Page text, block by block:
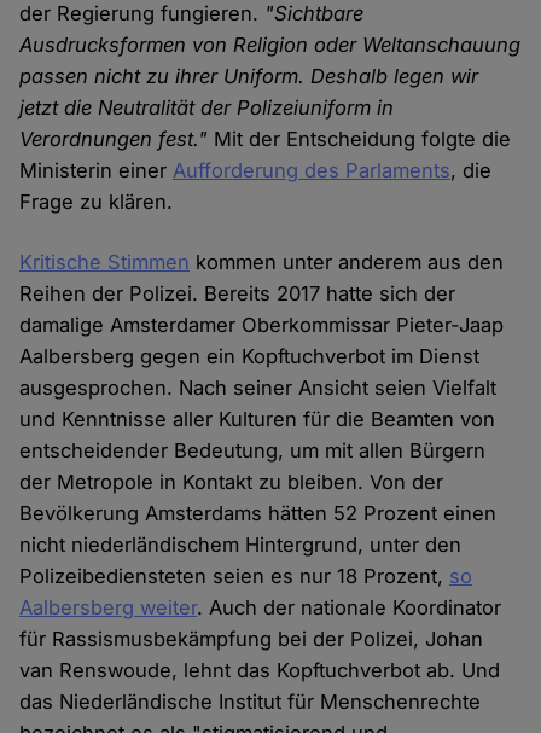
der Regierung fungieren. "Sichtbare
Ausdrucksformen von Religion oder Weltanschauung
passen nicht zu ihrer Uniform. Deshalb legen wir
jetzt die Neutralität der Polizeiuniform in
Verordnungen fest." Mit der Entscheidung folgte die
Ministerin einerAufforderung des Parlaments, die
Frage zu klären.
Kritische Stimmen kommen unter anderem aus den
Reihen der Polizei. Bereits 2017 hatte sich der
damalige Amsterdamer Oberkommissar Pieter-Jaap
Aalbersberg gegen ein Kopftuchverbot im Dienst
ausgesprochen. Nach seiner Ansicht seien Vielfalt
und Kenntnisse aller Kulturen für die Beamten von
entscheidender Bedeutung, um mit allen Bürgern
der Metropole in Kontakt zu bleiben. Von der
Bevölkerung Amsterdams hätten 52 Prozent einen
nicht niederländischem Hintergrund, unter den
Polizeibediensteten seien es nur 18 Prozent, so
Aalbersberg weiter. Auch der nationale Koordinator
für Rassismusbekämpfung bei der Polizei, Johan
van Renswoude, lehnt das Kopftuchverbot ab. Und
das Niederländische Institut für Menschenrechte